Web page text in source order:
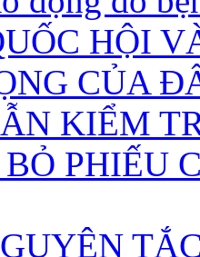
HỘI
CỦA
KIỂM
PHIẾU